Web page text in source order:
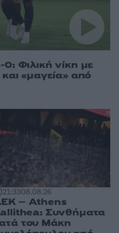
Φιλική νίκη με
και «μαγεία» από
21:3308.08.26
– Athens
Συνθήματα
του Μάκη